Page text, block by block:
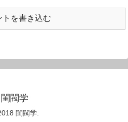
トを書き込む
閨閥学
閨閥学.